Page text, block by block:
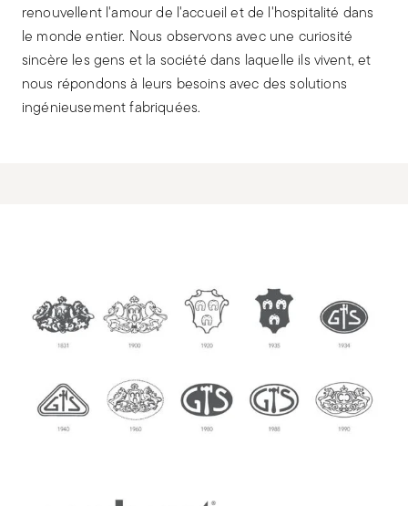
renouvellent l'amour de l'accueil et de l'hospitalité dans
le monde entier. Nous observons avec une curiosité
sincère les gens et la société dans laquelle ils vivent, et
nous répondons à leurs besoins avec des solutions
ingénieusement fabriquées.